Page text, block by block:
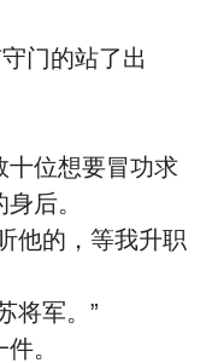
门的站了出
十位想要冒功求
后。
他的，等我升职
将军。”
。